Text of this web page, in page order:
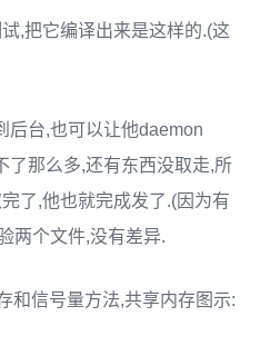
,把它编译出来是这样的.(这
后台,也可以让他daemon
了那么多,还有东西没取走,所
了,他也就完成发了.(因为有
两个文件,没有差异.
和信号量方法,共享内存图示: